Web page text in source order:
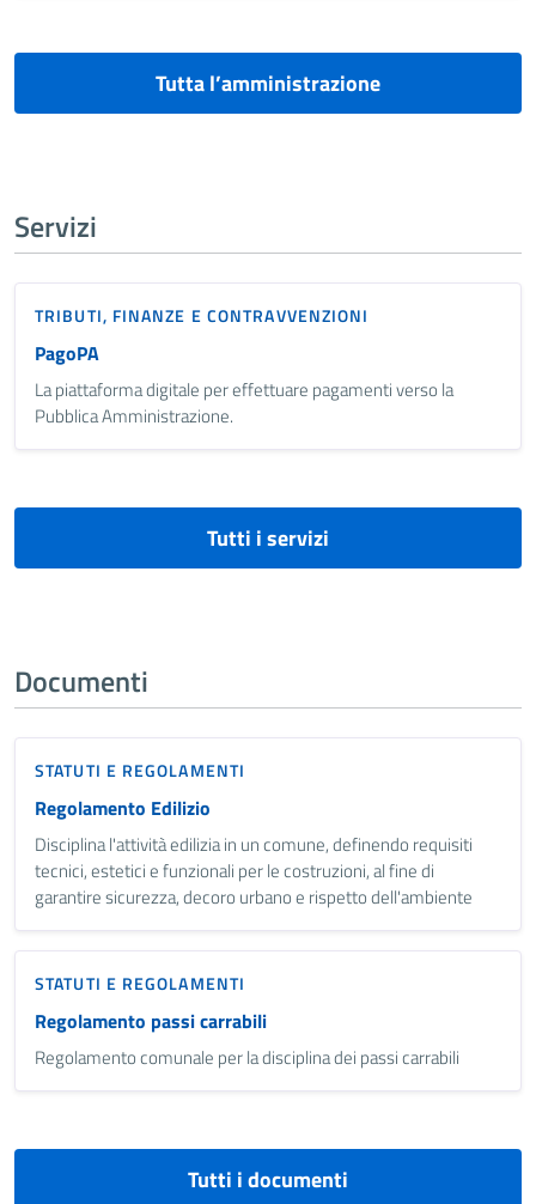
Tutta l’amministrazione
Servizi
TRIBUTI, FINANZE E CONTRAVVENZIONI
PagoPA
La piattaforma digitale per effettuare pagamenti verso la
Pubblica Amministrazione.
Tutti i servizi
Documenti
STATUTI E REGOLAMENTI
Regolamento Edilizio
Disciplina l'attività edilizia in un comune, definendo requisiti
tecnici, estetici e funzionali per le costruzioni, al fine di
garantire sicurezza, decoro urbano e rispetto dell'ambiente
STATUTI E REGOLAMENTI
Regolamento passi carrabili
Regolamento comunale per la disciplina dei passi carrabili
Tutti i documenti